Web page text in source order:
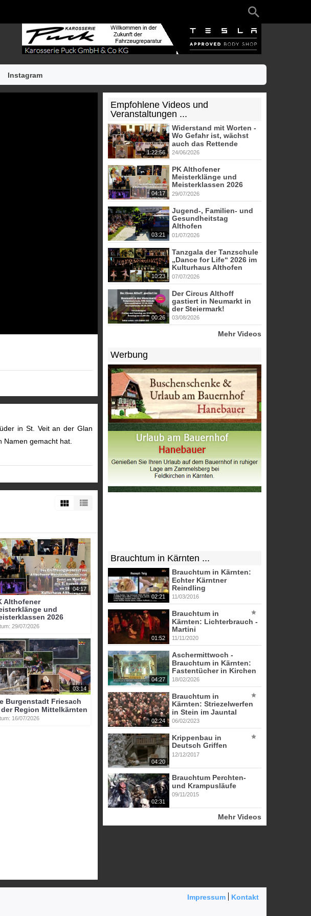
Instagram
in St. Veit an der Glan
gemacht hat.
04:17
Althofener
und
2026
29/07/2026
03:14
Burgenstadt Friesach
Region Mittelkärnten
16/07/2026
Empfohlene Videos und
Veranstaltungen ...
1:22:56
Widerstand mit Worten -
Wo Gefahr ist, wächst
auch das Rettende
24/06/2026
04:17
PK Althofener
Meisterklänge und
Meisterklassen 2026
29/07/2026
03:21
Jugend-, Familien- und
Gesundheitstag
Althofen
01/07/2026
10:23
Tanzgala der Tanzschule
„Dance for Life“ 2026 im
Kulturhaus Althofen
07/07/2026
00:26
Der Circus Althoff
gastiert in Neumarkt in
der Steiermark!
03/08/2026
Mehr Videos
Werbung
Brauchtum in Kärnten ...
02:21
Brauchtum in Kärnten:
Echter Kärntner
Reindling
11/03/2016
01:52
Brauchtum in
Kärnten: Lichterbrauch -
Martini
11/11/2020
04:27
Aschermittwoch -
Brauchtum in Kärnten:
Fastentücher in Kirchen
18/02/2026
02:24
Brauchtum in
Kärnten: Striezelwerfen
in Stein im Jauntal
06/02/2023
04:20
Krippenbau in
Deutsch Griffen
12/12/2017
02:31
Brauchtum Perchten-
und Krampusläufe
09/11/2015
Mehr Videos
Impressum
Kontakt